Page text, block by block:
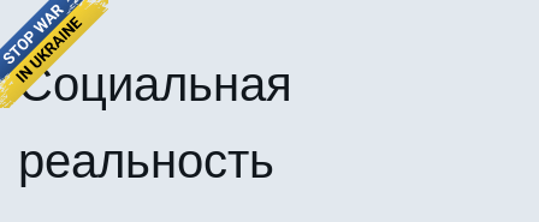
Социальная
реальность